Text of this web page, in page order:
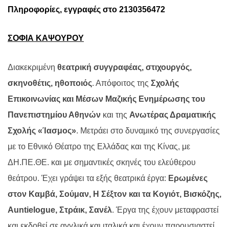
Πληροφορίες, εγγραφές στο 2130356472
ΣΟΦΙΑ ΚΑΨΟΥΡΟΥ
Διακεκριμένη θεατρική συγγραφέας, στιχουργός,
σκηνοθέτις, ηθοποιός. Απόφοιτος της Σχολής
Επικοινωνίας και Μέσων Μαζικής Ενημέρωσης του
Πανεπιστημίου Αθηνών και της Ανωτέρας Δραματικής
Σχολής «Ίασμος». Μετράει στο δυναμικό της συνεργασίες
με το Εθνικό Θέατρο της Ελλάδας και της Κίνας, με
ΔΗ.ΠΕ.ΘΕ. και με σημαντικές σκηνές του ελεύθερου
θεάτρου. Έχει γράψει τα εξής θεατρικά έργα: Ερωμένες
στον Καμβά, Σούμαν, Η Σέξτον και τα Κογιότ, Βισκόζης,
Auntielogue, Στράικ, Σανέλ. Έργα της έχουν μεταφραστεί